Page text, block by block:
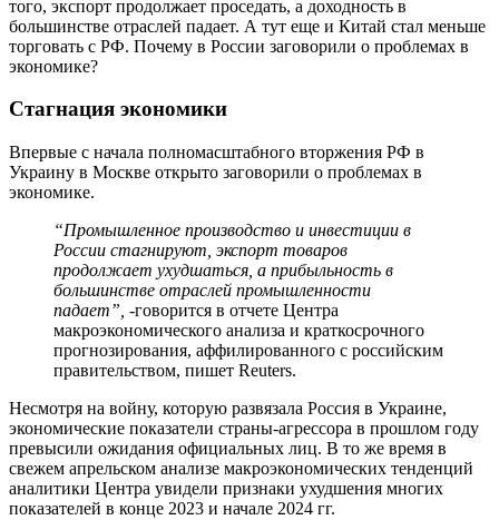
того, экспорт продолжает проседать, а доходность в
большинстве отраслей падает. А тут еще и Китай стал меньше
торговать с РФ. Почему в России заговорили о проблемах в
экономике?
Стагнация экономики
Впервые с начала полномасштабного вторжения РФ в
Украину в Москве открыто заговорили о проблемах в
экономике.
“Промышленное производство и инвестиции в
России стагнируют, экспорт товаров
продолжает ухудшаться, а прибыльность в
большинстве отраслей промышленности
падает”, -говорится в отчете Центра
макроэкономического анализа и краткосрочного
прогнозирования, аффилированного с российским
правительством, пишет Reuters.
Несмотря на войну, которую развязала Россия в Украине,
экономические показатели страны-агрессора в прошлом году
превысили ожидания официальных лиц. В то же время в
свежем апрельском анализе макроэкономических тенденций
аналитики Центра увидели признаки ухудшения многих
показателей в конце 2023 и начале 2024 гг.